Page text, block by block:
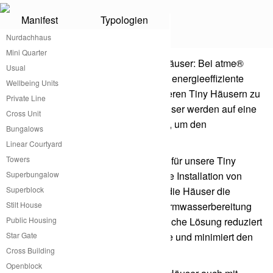
Manifest Typologien
Nurdachhaus
Mini Quarter
Usual
Wellbeing Units
Private Line
Cross Unit
Bungalows
Linear Courtyard
Towers
Superbungalow
Superblock
Stilt House
Public Housing
Star Gate
Cross Building
Openblock
Nachhaltige Heizlösungen für Tiny Häuser: Bei atme®
setzen wir auf umweltfreundliche und energieeffiziente
Heizsysteme, um den Komfort in unseren Tiny Häusern zu
gewährleisten. Unsere Holz Tiny Häuser werden auf eine
effiziente Wärmeisolierung ausgelegt, um den
Energieverbrauch zu minimieren.
Eine beliebte nachhaltige Heizoption für unsere Tiny
Häuser ist die Solarenergie. Durch die Installation von
Solarmodulen auf dem Dach nutzen die Häuser die
Sonnenenergie, um Heizung und Warmwasserbereitung
zu unterstützen. Diese umweltfreundliche Lösung reduziert
den Bedarf an herkömmlicher Energie und minimiert den
CO2-Ausstoß.